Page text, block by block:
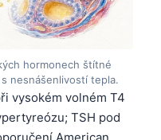
hormonech štítné
nesnášenlivostí tepla.
vysokém volném T4
TSH pod
American